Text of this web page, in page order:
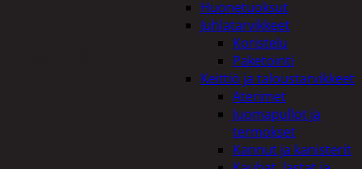
Huonetuoksut
Juhlatarvikkeet
Koristelu
Paketointi
Keittiö ja taloustarvikkeet
Aterimet
Juomapullot ja
termokset
Kannut ja kanisterit